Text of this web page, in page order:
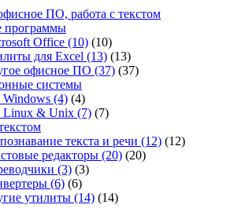
ПО, работа с текстом
Office (10) (10)
для Excel (13) (13)
офисное ПО (37) (37)
системы
(4) (4)
& Unix (7) (7)
текста и речи (12) (12)
редакторы (20) (20)
(3) (3)
(6) (6)
утилиты (14) (14)